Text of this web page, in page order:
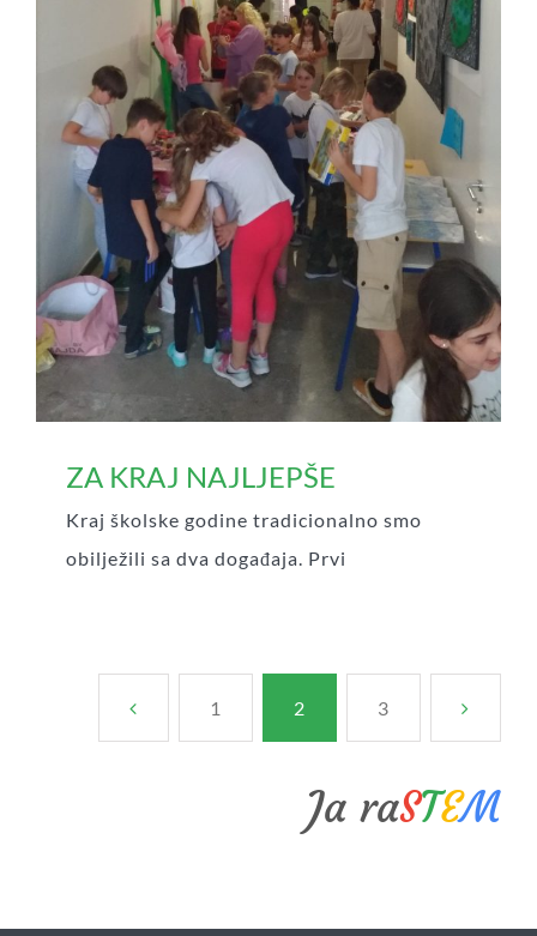
ZA KRAJ NAJLJEPŠE
Kraj školske godine tradicionalno smo
obilježili sa dva događaja. Prvi
1 2 3
Ja raSTEM